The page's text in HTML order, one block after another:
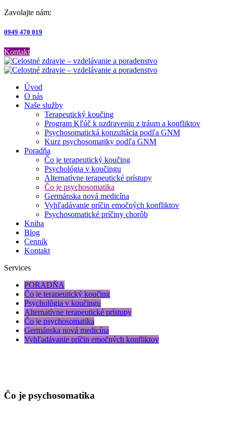
Zavolajte nám:
0949 470 019
Kontakt
Úvod
O nás
Naše služby
Terapeutický koučing
Program Kľúč k uzdraveniu z tráum a konfliktov
Psychosomatická konzultácia podľa GNM
Kurz psychosomatiky podľa GNM
Poradňa
Čo je terapeutický koučing
Psychológia v koučingu
Alternatívne terapeutické prístupy
Čo je psychosomatika
Germánska nová medicína
Vyhľadávanie príčin emočných konfliktov
Psychosomatické príčiny chorôb
Kniha
Blog
Cenník
Kontakt
Services
PORADŇA
Čo je terapeutický koučing
Psychológia v koučingu
Alternatívne terapeutické prístupy
Čo je psychosomatika
Germánska nová medicína
Vyhľadávanie príčin emočných konfliktov
Čo je psychosomatika